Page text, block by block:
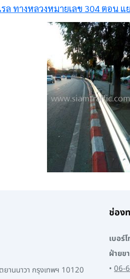
ล ทางหลวงหมายเลข 304 ตอน
านนาวา กรุงเทพฯ 10120
ช่อง
เบอร์
ฝ่ายข
• 06-